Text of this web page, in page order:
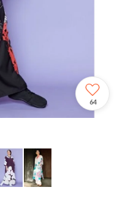
64